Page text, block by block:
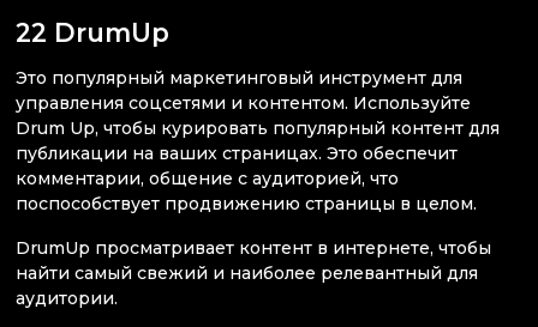
22 DrumUp
Это популярный маркетинговый инструмент для
управления соцсетями и контентом. Используйте
Drum Up, чтобы курировать популярный контент для
публикации на ваших страницах. Это обеспечит
комментарии, общение с аудиторией, что
поспособствует продвижению страницы в целом.
DrumUp просматривает контент в интернете, чтобы
найти самый свежий и наиболее релевантный для
аудитории.